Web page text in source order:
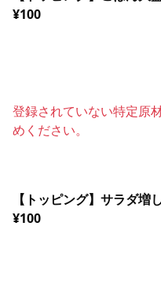
¥100
登録されていない特定原
めください。
【トッピング】サラダ増し
¥100